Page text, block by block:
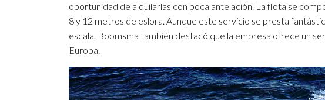
oportunidad de alquilarlas con poca antelación. La flota se
8 y 12 metros de eslora. Aunque este servicio se presta
escala, Boomsma también destacó que la empresa ofrece un
Europa.